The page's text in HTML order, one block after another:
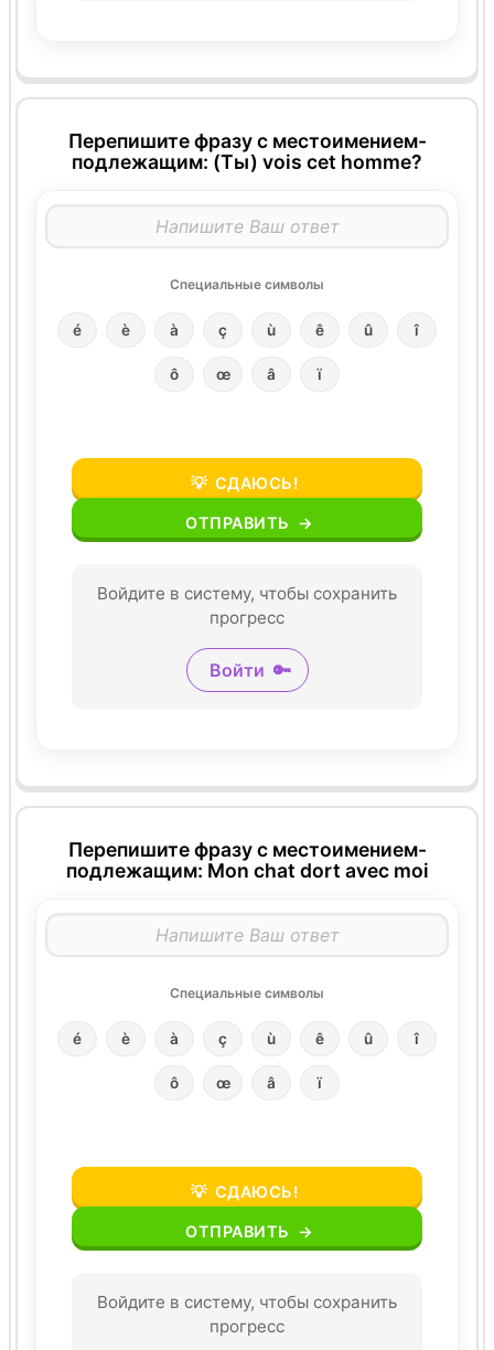
Перепишите фразу с местоимением-
подлежащим: (Ты) vois cet homme?
Специальные символы
é è à ç ù ê û î
ô œ â ï
💡 СДАЮСЬ!
ОТПРАВИТЬ →
Войдите в систему, чтобы сохранить
прогресс
Войти 🔑
Перепишите фразу с местоимением-
подлежащим: Mon chat dort avec moi
Специальные символы
é è à ç ù ê û î
ô œ â ï
💡 СДАЮСЬ!
ОТПРАВИТЬ →
Войдите в систему, чтобы сохранить
прогресс